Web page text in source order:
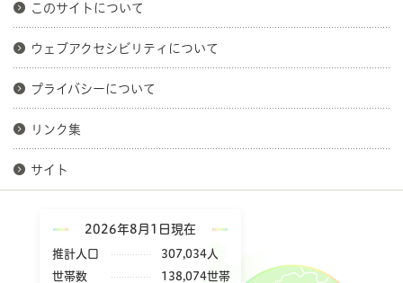
このサイトについて
ウェブアクセシビリティについて
プライバシーについて
リンク集
サイト
2026年8月1日現在
推計人口
307,034人
世帯数
138,074世帯